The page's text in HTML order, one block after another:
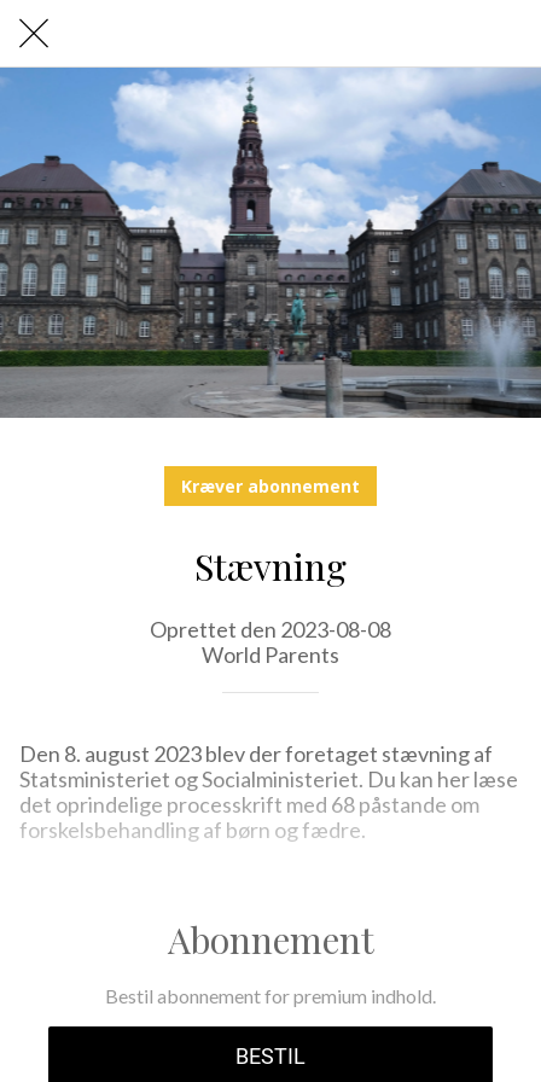
Kræver abonnement
Stævning
Oprettet den 2023-08-08
World Parents
Den 8. august 2023 blev der foretaget stævning af
Statsministeriet og Socialministeriet. Du kan her læse
det oprindelige processkrift med 68 påstande om
forskelsbehandling af børn og fædre.
Abonnement
Bestil abonnement for premium indhold.
BESTIL